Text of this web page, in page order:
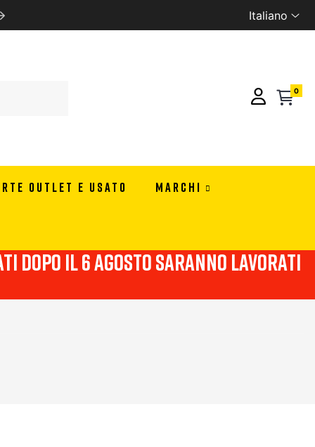
SPEDIZIONE GRATUITA CON 99 EURO DI ORDINE IN
Italiano
0
OUTLET E USATO MARCHI
dopo il 6 agosto saranno lavorati